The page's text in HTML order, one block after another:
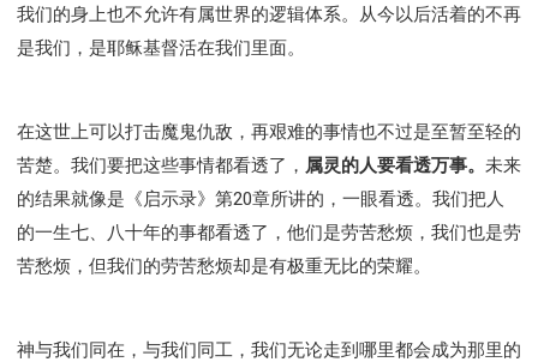
我们的身上也不允许有属世界的逻辑体系。从今以后活着的不再
是我们，是耶稣基督活在我们里面。
在这世上可以打击魔鬼仇敌，再艰难的事情也不过是至暂至轻的
苦楚。我们要把这些事情都看透了， 属灵的人要看透万事。 未来
的结果就像是《启示录》第20章所讲的，一眼看透。我们把人
的一生七、八十年的事都看透了，他们是劳苦愁烦，我们也是劳
苦愁烦，但我们的劳苦愁烦却是有极重无比的荣耀。
神与我们同在，与我们同工，我们无论走到哪里都会成为那里的